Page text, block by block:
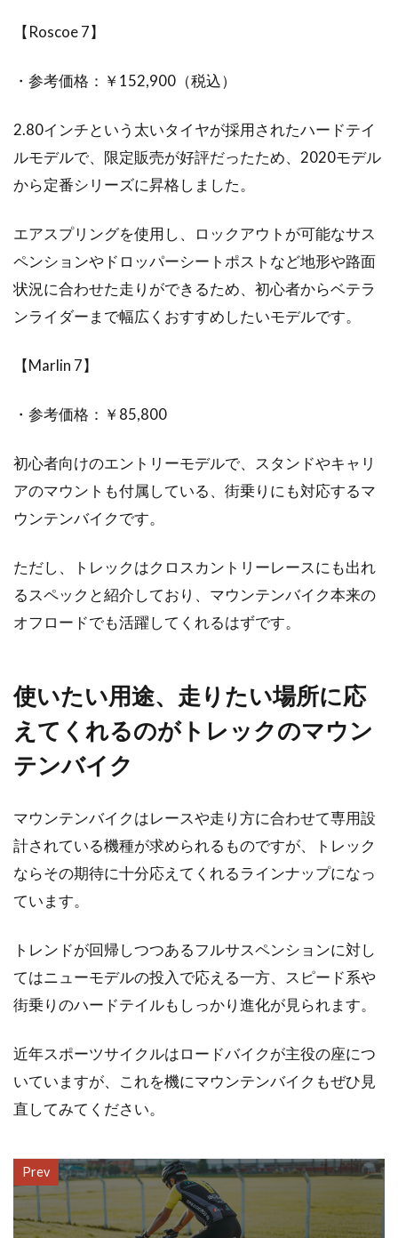
【Roscoe 7】
・参考価格：￥152,900（税込）
2.80インチという太いタイヤが採用されたハードテイ
ルモデルで、限定販売が好評だったため、2020モデル
から定番シリーズに昇格しました。
エアスプリングを使用し、ロックアウトが可能なサス
ペンションやドロッパーシートポストなど地形や路面
状況に合わせた走りができるため、初心者からベテラ
ンライダーまで幅広くおすすめしたいモデルです。
【Marlin 7】
・参考価格：￥85,800
初心者向けのエントリーモデルで、スタンドやキャリ
アのマウントも付属している、街乗りにも対応するマ
ウンテンバイクです。
ただし、トレックはクロスカントリーレースにも出れ
るスペックと紹介しており、マウンテンバイク本来の
オフロードでも活躍してくれるはずです。
使いたい用途、走りたい場所に応
えてくれるのがトレックのマウン
テンバイク
マウンテンバイクはレースや走り方に合わせて専用設
計されている機種が求められるものですが、トレック
ならその期待に十分応えてくれるラインナップになっ
ています。
トレンドが回帰しつつあるフルサスペンションに対し
てはニューモデルの投入で応える一方、スピード系や
街乗りのハードテイルもしっかり進化が見られます。
近年スポーツサイクルはロードバイクが主役の座につ
いていますが、これを機にマウンテンバイクもぜひ見
直してみてください。
Prev